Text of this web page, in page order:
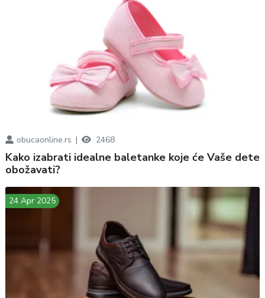
obucaonline.rs 2468
Kako izabrati idealne baletanke koje će Vaše dete
obožavati?
24 Apr 2025